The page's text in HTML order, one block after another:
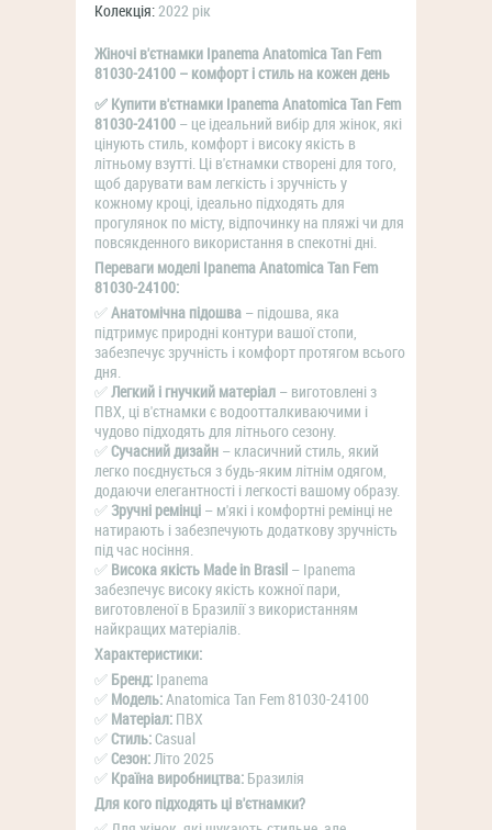
Колекція:2022 рік
Жіночі в'єтнамки Ipanema Anatomica Tan Fem
81030-24100 – комфорт і стиль на кожен день
✅ Купити в'єтнамки Ipanema Anatomica Tan Fem
81030-24100 – це ідеальний вибір для жінок, які
цінують стиль, комфорт і високу якість в
літньому взутті. Ці в'єтнамки створені для того,
щоб дарувати вам легкість і зручність у
кожному кроці, ідеально підходять для
прогулянок по місту, відпочинку на пляжі чи для
повсякденного використання в спекотні дні.
Переваги моделі Ipanema Anatomica Tan Fem
81030-24100:
✅Анатомічна підошва – підошва, яка
підтримує природні контури вашої стопи,
забезпечує зручність і комфорт протягом всього
дня.
✅Легкий і гнучкий матеріал – виготовлені з
ПВХ, ці в'єтнамки є водоотталкиваючими і
чудово підходять для літнього сезону.
✅Сучасний дизайн – класичний стиль, який
легко поєднується з будь-яким літнім одягом,
додаючи елегантності і легкості вашому образу.
✅ Зручні ремінці – м'які і комфортні ремінці не
натирають і забезпечують додаткову зручність
під час носіння.
✅ Висока якість Made in Brasil – Ipanema
забезпечує високу якість кожної пари,
виготовленої в Бразилії з використанням
найкращих матеріалів.
Характеристики:
✅ Бренд: Ipanema
✅ Модель:Anatomica Tan Fem 81030-24100
✅ Матеріал: ПВХ
✅Стиль:Casual
✅Сезон:Літо 2025
✅ Країна виробництва: Бразилія
Для кого підходять ці в'єтнамки?